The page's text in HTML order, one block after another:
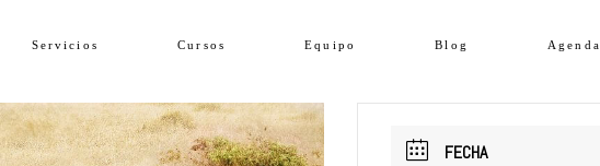
Servicios Cursos Equipo Blog Agenda
FECHA